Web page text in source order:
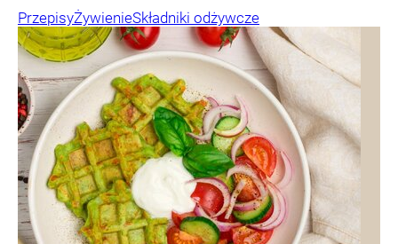
PrzepisyŻywienieSkładniki odżywcze